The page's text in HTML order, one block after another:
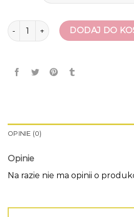
ilość espadryle na koturnie
DODAJ DO
OPINIE (0)
Opinie
Na razie nie ma opinii o